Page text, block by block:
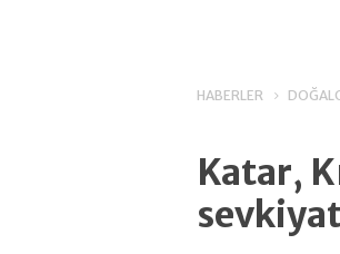
HABERLER
Katar,